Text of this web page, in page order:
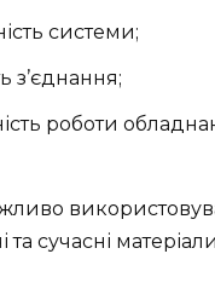
системи;
з’єднання;
роботи
сучасні